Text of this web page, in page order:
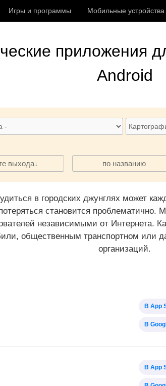
Игры и программы Мобильные устройства
приложения
Android
выхода · по названию
в городских джунглях может
становится проблематично.
независимыми от Интернета.
общественным транспортном или
организаций.
В App
В
В App